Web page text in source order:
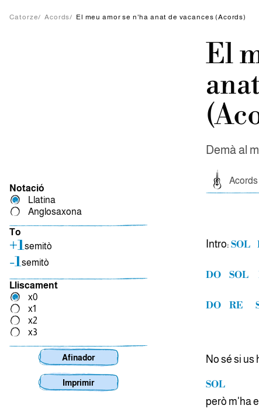
Catorze/ Acords/ El meu amor se n'ha anat de vacances (Acords)
El
Demà al
Acords
Notació
Llatina
Anglosaxona
To
+1semitò
-1semitò
Lliscament
x0
x1
x2
x3
Afinador
Imprimir
Intro: SOL
DO SOL
DO RE
No sé si us
SOL
però m'ha